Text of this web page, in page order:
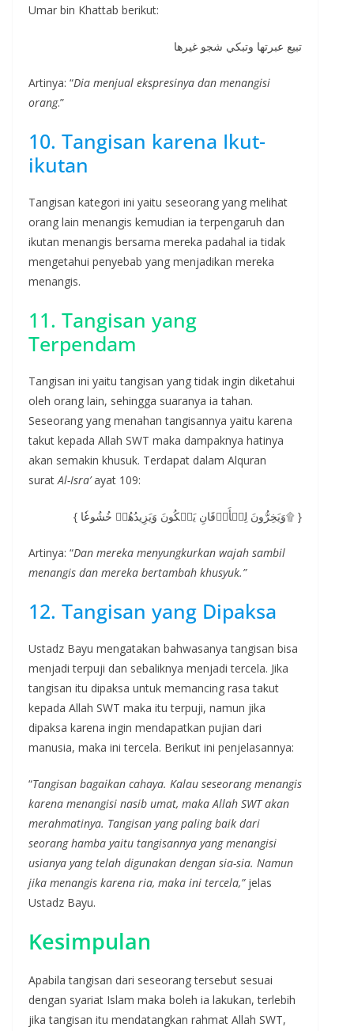
Umar bin Khattab berikut:
تبيع عبرتها وتبكي شجو غيرها
Artinya: “Dia menjual ekspresinya dan menangisi
orang.”
10. Tangisan karena Ikut-
ikutan
Tangisan kategori ini yaitu seseorang yang melihat
orang lain menangis kemudian ia terpengaruh dan
ikutan menangis bersama mereka padahal ia tidak
mengetahui penyebab yang menjadikan mereka
menangis.
11. Tangisan yang
Terpendam
Tangisan ini yaitu tangisan yang tidak ingin diketahui
oleh orang lain, sehingga suaranya ia tahan.
Seseorang yang menahan tangisannya yaitu karena
takut kepada Allah SWT maka dampaknya hatinya
akan semakin khusuk. Terdapat dalam Alquran
suratAl-Isra’ayat 109:
{ وَيَخِرُّونَ لِلۡأَذۡقَانِ يَبۡكُونَ وَيَزِيدُهُمۡ خُشُوعٗا۩ }
Artinya: “Dan mereka menyungkurkan wajah sambil
menangis dan mereka bertambah khusyuk.”
12. Tangisan yang Dipaksa
Ustadz Bayu mengatakan bahwasanya tangisan bisa
menjadi terpuji dan sebaliknya menjadi tercela. Jika
tangisan itu dipaksa untuk memancing rasa takut
kepada Allah SWT maka itu terpuji, namun jika
dipaksa karena ingin mendapatkan pujian dari
manusia, maka ini tercela. Berikut ini penjelasannya:
“Tangisan bagaikan cahaya. Kalau seseorang menangis
karena menangisi nasib umat, maka Allah SWT akan
merahmatinya. Tangisan yang paling baik dari
seorang hamba yaitu tangisannya yang menangisi
usianya yang telah digunakan dengan sia-sia. Namun
jika menangis karena ria, maka ini tercela,” jelas
Ustadz Bayu.
Kesimpulan
Apabila tangisan dari seseorang tersebut sesuai
dengan syariat Islam maka boleh ia lakukan, terlebih
jika tangisan itu mendatangkan rahmat Allah SWT,